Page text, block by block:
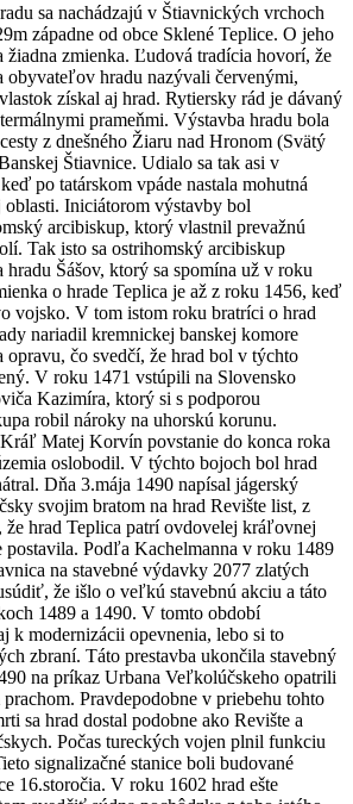
sa nachádzajú v Štiavnických vrchoch
západne od obce Sklené Teplice. O jeho
žiadna zmienka. Ľudová tradícia hovorí, že
obyvateľov hradu nazývali červenými,
získal aj hrad. Rytiersky rád je dávaný
prameňmi. Výstavba hradu bola
z dnešného Žiaru nad Hronom (Svätý
Štiavnice. Udialo sa tak asi v
po tatárskom vpáde nastala mohutná
oblasti. Iniciátorom výstavby bol
arcibiskup, ktorý vlastnil prevažnú
Tak isto sa ostrihomský arcibiskup
hradu Šášov, ktorý sa spomína už v roku
o hrade Teplica je až z roku 1456, keď
vojsko. V tom istom roku bratríci o hrad
nariadil kremnickej banskej komore
čo svedčí, že hrad bol v týchto
V roku 1471 vstúpili na Slovensko
Kazimíra, ktorý si s podporou
robil nároky na uhorskú korunu.
Matej Korvín povstanie do konca roka
oslobodil. V týchto bojoch bol hrad
Dňa 3.mája 1490 napísal jágerský
svojim bratom na hrad Revište list, z
že hrad Teplica patrí ovdovelej kráľovnej
Podľa Kachelmanna v roku 1489
na stavebné výdavky 2077 zlatých
že išlo o veľkú stavebnú akciu a táto
1489 a 1490. V tomto období
k modernizácii opevnenia, lebo si to
zbraní. Táto prestavba ukončila stavebný
na príkaz Urbana Veľkolúčskeho opatrili
Pravdepodobne v priebehu tohto
sa hrad dostal podobne ako Revište a
Počas tureckých vojen plnil funkciu
signalizačné stanice boli budované
16.storočia. V roku 1602 hrad ešte